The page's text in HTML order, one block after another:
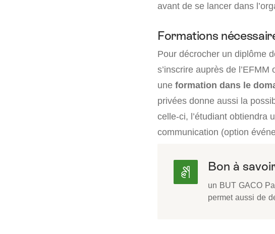
avant de se lancer dans
Formations
Pour décrocher un diplôme
s’inscrire auprès de
une formation dans le
privées donne aussi la
celle-ci, l’étudiant obtiendra
communication (option
Bon à
un BUT GACO
permet aussi de